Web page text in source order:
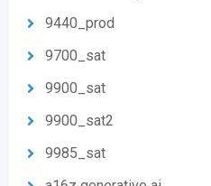
9440_prod
9700_sat
9900_sat
9900_sat2
9985_sat